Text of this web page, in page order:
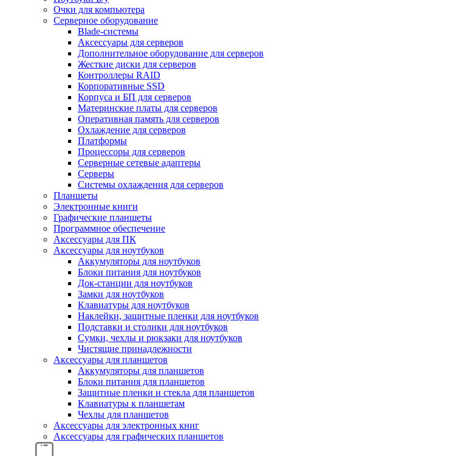
Очки для компьютера
Серверное оборудование
Blade-системы
Аксессуары для серверов
Дополнительное оборудование для серверов
Жесткие диски для серверов
Контроллеры RAID
Корпоративные SSD
Корпуса и БП для серверов
Материнские платы для серверов
Оперативная память для серверов
Охлаждение для серверов
Платформы
Процессоры для серверов
Серверные сетевые адаптеры
Серверы
Системы охлаждения для серверов
Планшеты
Электронные книги
Графические планшеты
Программное обеспечение
Аксессуары для ПК
Аксессуары для ноутбуков
Аккумуляторы для ноутбуков
Блоки питания для ноутбуков
Док-станции для ноутбуков
Замки для ноутбуков
Клавиатуры для ноутбуков
Наклейки, защитные пленки для ноутбуков
Подставки и столики для ноутбуков
Сумки, чехлы и рюкзаки для ноутбуков
Чистящие принадлежности
Аксессуары для планшетов
Аккумуляторы для планшетов
Блоки питания для планшетов
Защитные пленки и стекла для планшетов
Клавиатуры к планшетам
Чехлы для планшетов
Аксессуары для электронных книг
Аксессуары для графических планшетов